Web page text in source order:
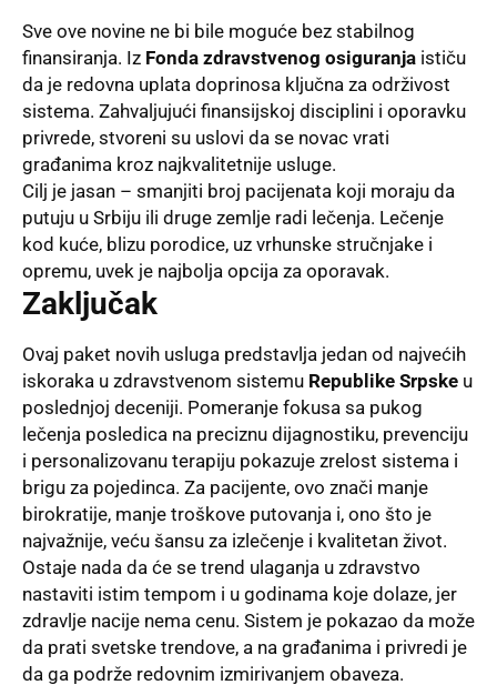
Sve ove novine ne bi bile moguće bez stabilnog
finansiranja. Iz Fonda zdravstvenog osiguranja ističu
da je redovna uplata doprinosa ključna za održivost
sistema. Zahvaljujući finansijskoj disciplini i oporavku
privrede, stvoreni su uslovi da se novac vrati
građanima kroz najkvalitetnije usluge.
Cilj je jasan – smanjiti broj pacijenata koji moraju da
putuju u Srbiju ili druge zemlje radi lečenja. Lečenje
kod kuće, blizu porodice, uz vrhunske stručnjake i
opremu, uvek je najbolja opcija za oporavak.
Zaključak
Ovaj paket novih usluga predstavlja jedan od najvećih
iskoraka u zdravstvenom sistemu Republike Srpske u
poslednjoj deceniji. Pomeranje fokusa sa pukog
lečenja posledica na preciznu dijagnostiku, prevenciju
i personalizovanu terapiju pokazuje zrelost sistema i
brigu za pojedinca. Za pacijente, ovo znači manje
birokratije, manje troškove putovanja i, ono što je
najvažnije, veću šansu za izlečenje i kvalitetan život.
Ostaje nada da će se trend ulaganja u zdravstvo
nastaviti istim tempom i u godinama koje dolaze, jer
zdravlje nacije nema cenu. Sistem je pokazao da može
da prati svetske trendove, a na građanima i privredi je
da ga podrže redovnim izmirivanjem obaveza.